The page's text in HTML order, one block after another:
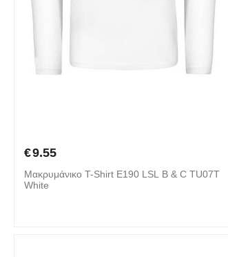
€9.55
Mακρυμάνικο T-Shirt E190 LSL B & C TU07T
White